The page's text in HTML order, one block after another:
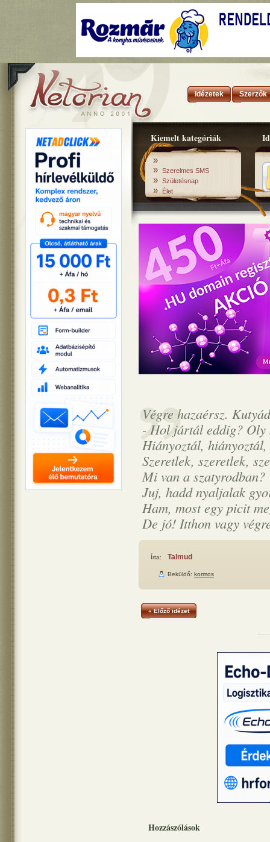
Idézetek Szerzők
Kiemelt kategóriák
»
» Szerelmes SMS
» Születésnap
» Élet
Végre hazaérsz.
- Hol jártál eddig? Oly
Hiányoztál,
Szeretlek, szeretlek,
Mi van a szatyrodban?
Juj, hadd nyaljalak
Ham, most egy picit
De jó! Itthon vagy
Írta: Talmud
Beküldő: kormos
« Előző idézet
Hozzászólások